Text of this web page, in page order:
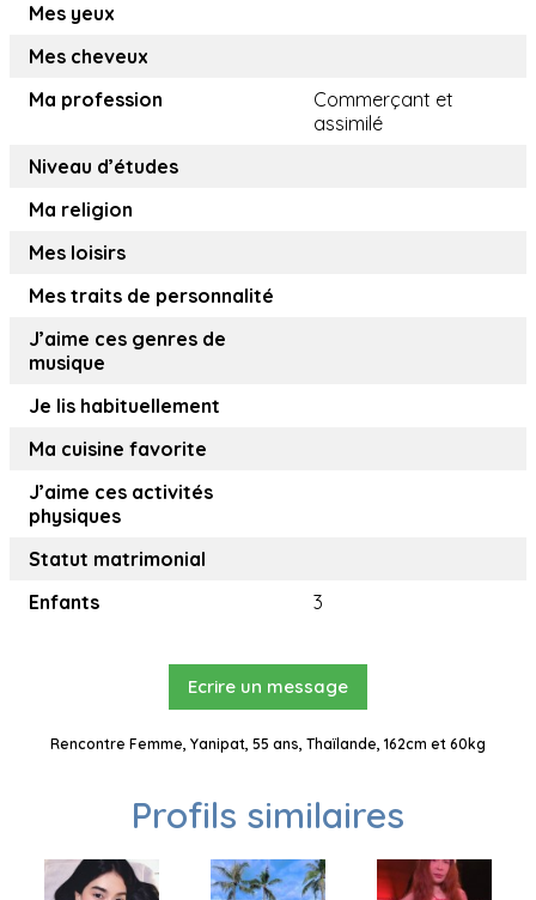
Mes yeux
Mes cheveux
Ma profession
Commerçant et
assimilé
Niveau d’études
Ma religion
Mes loisirs
Mes traits de personnalité
J’aime ces genres de
musique
Je lis habituellement
Ma cuisine favorite
J’aime ces activités
physiques
Statut matrimonial
Enfants
3
Ecrire un message
Rencontre Femme, Yanipat, 55 ans, Thaïlande, 162cm et 60kg
Profils similaires